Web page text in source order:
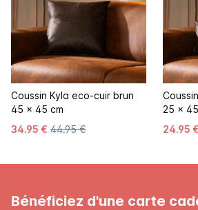
Coussin Kyla eco-cuir brun
45 x 45 cm
34.95 € 44.95 €
25 x
24.95 €
Bénéficiez d'une carte